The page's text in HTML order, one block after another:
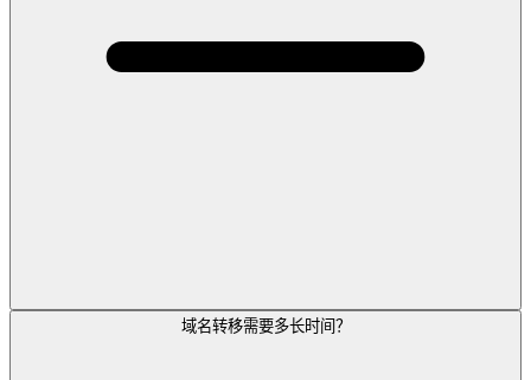
域名转移需要多长时间？